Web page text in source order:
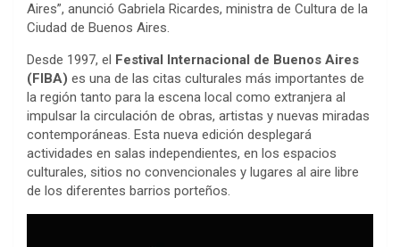
Aires”, anunció Gabriela Ricardes, ministra de Cultura de la
Ciudad de Buenos Aires.
Desde 1997, el
Festival Internacional de Buenos Aires
(FIBA) es una de las citas culturales más importantes de
la región tanto para la escena local como extranjera al
impulsar la circulación de obras, artistas y nuevas miradas
contemporáneas. Esta nueva edición desplegará
actividades en salas independientes, en los espacios
culturales, sitios no convencionales y lugares al aire libre
de los diferentes barrios porteños.